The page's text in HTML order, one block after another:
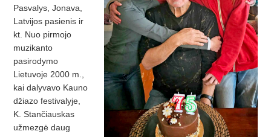
Pasvalys, Jonava,
Latvijos pasienis ir
kt. Nuo pirmojo
muzikanto
pasirodymo
Lietuvoje 2000 m.,
kai dalyvavo Kauno
džiazo festivalyje,
K. Stančiauskas
užmezgė daug